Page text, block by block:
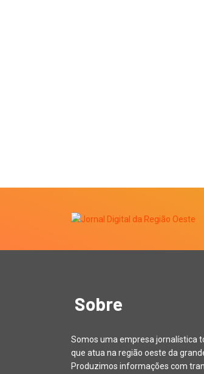
Sobre
Somos uma empresa jornalística
que atua na região oeste da
Produzimos informações com